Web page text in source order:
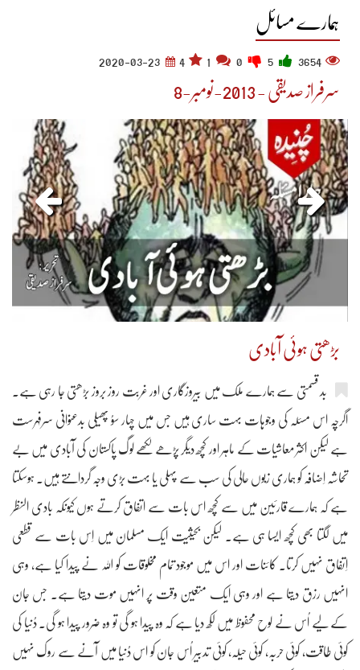
ہمارے مسائل
3654
4
2020-03-23
سرفراز صدیقی - 2013-نومبر-8
بڑھتی ہوئی آبادی
بد قسمتی سے ہمارے ملک میں بیروزگاری اور غربت روز بروز بڑھتی جا رہی ہے۔
اگرچہ اس مسئلہ کی وجوہات بہت ساری ہیں جس میں چہار سوُ پھیلی بدعنوانی سرفہرست
ہے لیکن اکثر معاشیات کے ماہر اور کچھ دیگر پڑھے لکھے لوگ پاکستان کی آبادی میں بے
تحاشہ اِضافہ کو ہماری زبوں حالی کی سب سے پہلی یا بہت بڑی وجہ گردانتے ہیں۔ ہوسکتا
ہے کہ ہمارے قارئین میں سے کچھ اس بات سے اتفاق کرتے ہوں کیونکہ بادی النظر
میں لگتا بھی کچھ ایسا ہی ہے۔ لیکن بحیثیت ایک مسلمان میں اِس بات سے قطعی
اِتفاق نہیں کرتا۔ کائنات اور اس میں موجود تمام مخلوقات کو اللہ نے پیدا کیا ہے، وہی
انہیں رزق دیتا ہے اور وہی ایک متعین وقت پر انہیں موت دیتا ہے۔ جس جان
کے لیے اُس نے لوح محفوظ میں لکھ دیا ہے کہ وہ پیدا ہو گی تو وہ ضرور پیدا ہو گی۔ دُنیا کی
کوئی طاقت، کوئی حربہ، کوئی حیلہ، کوئی تدبیر اُس جان کو اس دُنیا میں آنے سے روک نہیں